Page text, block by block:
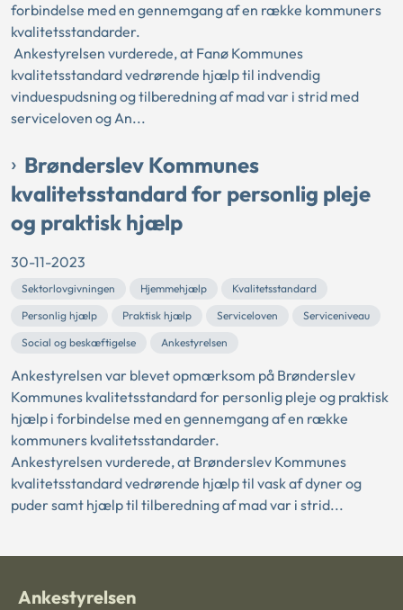
forbindelse med en gennemgang af en række kommuners
kvalitetsstandarder.
Ankestyrelsen vurderede, at Fanø Kommunes
kvalitetsstandard vedrørende hjælp til indvendig
vinduespudsning og tilberedning af mad var i strid med
serviceloven og An...
Brønderslev Kommunes
kvalitetsstandard for personlig pleje
og praktisk hjælp
30-11-2023
Sektorlovgivningen Hjemmehjælp
Kvalitetsstandard
Personlig hjælp
Praktisk hjælp Serviceloven
Serviceniveau
Social og beskæftigelse
Ankestyrelsen
Ankestyrelsen var blevet opmærksom på Brønderslev
Kommunes kvalitetsstandard for personlig pleje og praktisk
hjælp i forbindelse med en gennemgang af en række
kommuners kvalitetsstandarder.
Ankestyrelsen vurderede, at Brønderslev Kommunes
kvalitetsstandard vedrørende hjælp til vask af dyner og
puder samt hjælp til tilberedning af mad var i strid...
Ankestyrelsen